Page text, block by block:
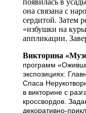
она связана с
сердитой. Затем
«избушки на
аппликации.
Викторина
программ
экспозициях:
Спаса
в викторине с
кроссвордов.
декоративно-